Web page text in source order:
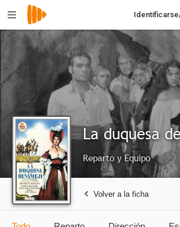
La duquesa
Reparto y Equipo
Volver a la ficha